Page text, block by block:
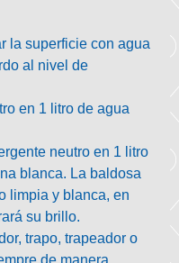
la superficie con agua
al nivel de
en 1 litro de agua
neutro en 1 litro
blanca. La baldosa
limpia y blanca, en
su brillo.
trapo, trapeador o